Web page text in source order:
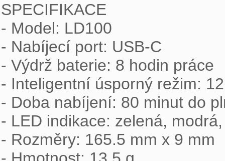
SPECIFIKACE
- Model: LD100
- Nabíjecí port: USB-C
- Výdrž baterie: 8 hodin práce
- Inteligentní úsporný režim:
- Doba nabíjení: 80 minut do
- LED indikace: zelená,
- Rozměry: 165.5 mm x 9 mm